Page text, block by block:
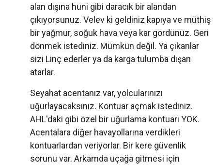
alan dışına huni gibi daracık bir alandan
çıkıyorsunuz. Velev ki geldiniz kapıya ve müthiş
bir yağmur, soğuk hava veya kar gördünüz. Geri
dönmek istediniz. Mümkün değil. Ya çıkanlar
sizi Linç ederler ya da karga tulumba dışarı
atarlar.
Seyahat acentanız var, yolcularınızı
uğurlayacaksınız. Kontuar açmak istediniz.
AHL'daki gibi özel bir uğurlama kontuarı YOK.
Acentalara diğer havayollarına verdikleri
kontuarlardan veriyorlar. Bir kere güvenlik
sorunu var. Arkamda uçağa gitmesi için